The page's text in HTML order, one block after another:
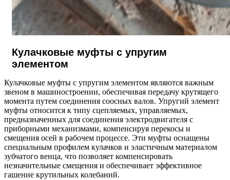
Кулачковые муфты с упругим
элементом
Кулачковые муфты с упругим элементом являются важным
звеном в машиностроении, обеспечивая передачу крутящего
момента путем соединения соосных валов. Упругий элемент
муфты относится к типу сцепляемых, управляемых,
предназначенных для соединения электродвигателя с
приборными механизмами, компенсируя перекосы и
смещения осей в рабочем процессе. Эти муфты оснащены
специальным профилем кулачков и эластичным материалом
зубчатого венца, что позволяет компенсировать
незначительные смещения и обеспечивает эффективное
гашение крутильных колебаний.